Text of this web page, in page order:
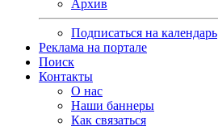
Архив
Подписаться на календарь
Реклама на портале
Поиск
Контакты
О нас
Наши баннеры
Как связаться